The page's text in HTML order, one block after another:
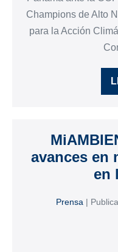
Champions de Alto
para la Acción
avances en
en
Prensa |